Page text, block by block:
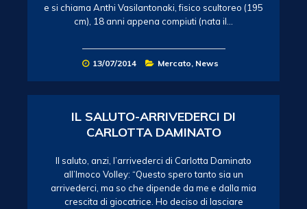
e si chiama Anthi Vasilantonaki, fisico scultoreo (195
cm), 18 anni appena compiuti (nata il…
13/07/2014 Mercato, News
IL SALUTO-ARRIVEDERCI DI
CARLOTTA DAMINATO
Il saluto, anzi, l’arrivederci di Carlotta Daminato
all’Imoco Volley: “Questo spero tanto sia un
arrivederci, ma so che dipende da me e dalla mia
crescita di giocatrice. Ho deciso di lasciare